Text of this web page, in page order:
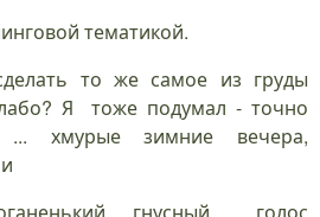
тематикой.
то же самое из груды
Я тоже подумал - точно
хмурые зимние вечера,